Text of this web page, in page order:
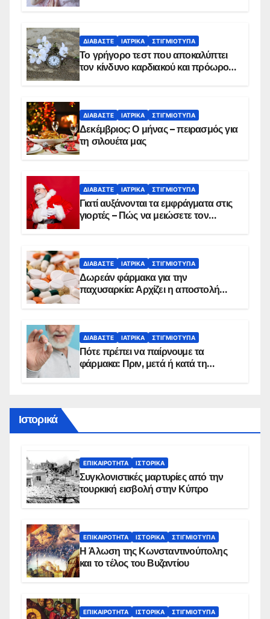
ΔΙΑΒΆΣΤΕ ΙΑΤΡΙΚΆ ΣΤΙΓΜΙΌΤΥΠΑ
Το γρήγορο τεστ που αποκαλύπτει
τον κίνδυνο καρδιακού και πρόωρου
ΔΙΑΒΆΣΤΕ ΙΑΤΡΙΚΆ ΣΤΙΓΜΙΌΤΥΠΑ
Δεκέμβριος: Ο μήνας – πειρασμός για
τη σιλουέτα μας
ΔΙΑΒΆΣΤΕ ΙΑΤΡΙΚΆ ΣΤΙΓΜΙΌΤΥΠΑ
Γιατί αυξάνονται τα εμφράγματα στις
γιορτές – Πώς να μειώσετε τον
ΔΙΑΒΆΣΤΕ ΙΑΤΡΙΚΆ ΣΤΙΓΜΙΌΤΥΠΑ
Δωρεάν φάρμακα για την
παχυσαρκία: Αρχίζει η αποστολή
ΔΙΑΒΆΣΤΕ ΙΑΤΡΙΚΆ ΣΤΙΓΜΙΌΤΥΠΑ
Πότε πρέπει να παίρνουμε τα
φάρμακα: Πριν, μετά ή κατά τη
Ιστορικά
ΕΠΙΚΑΙΡΌΤΗΤΑ ΙΣΤΟΡΙΚΆ
Συγκλονιστικές μαρτυρίες από την
τουρκική εισβολή στην Κύπρο
ΕΠΙΚΑΙΡΌΤΗΤΑ ΙΣΤΟΡΙΚΆ ΣΤΙΓΜΙΌΤΥΠΑ
Η Άλωση της Κωνσταντινούπολης
και το τέλος του Βυζαντίου
ΕΠΙΚΑΙΡΌΤΗΤΑ ΙΣΤΟΡΙΚΆ ΣΤΙΓΜΙΌΤΥΠΑ